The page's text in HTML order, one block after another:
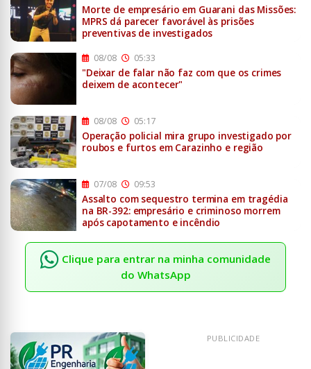
Morte de empresário em Guarani das Missões:
MPRS dá parecer favorável às prisões
preventivas de investigados
08/08 05:33
"Deixar de falar não faz com que os crimes
deixem de acontecer"
08/08 05:17
Operação policial mira grupo investigado por
roubos e furtos em Carazinho e região
07/08 09:53
Assalto com sequestro termina em tragédia
na BR-392: empresário e criminoso morrem
após capotamento e incêndio
Clique para entrar na minha comunidade
do WhatsApp